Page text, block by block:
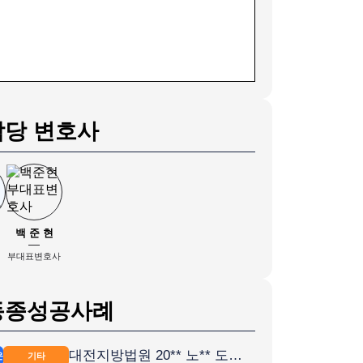
당 변호사
백 준 현
부대표변호사
성공사례
) 기타 대전지방법원 20** 노** 도로교통법위반 [음주운전 전과 5회]